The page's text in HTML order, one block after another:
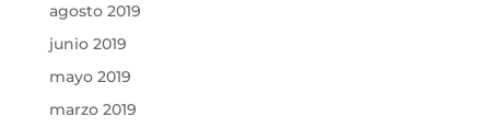
agosto 2019
junio 2019
mayo 2019
marzo 2019